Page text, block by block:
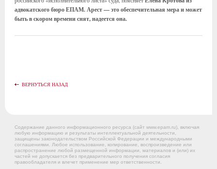
адвокатского бюро ЕПАМ. Арест — это обеспечительная мера и может
быть в скором времени снят, надеется она.
ВЕРНУТЬСЯ НАЗАД
Содержание данного информационного ресурса (сайт www.epam.ru), включая
любую информацию и результаты интеллектуальной деятельности,
защищены законодательством Российской Федерации и международными
соглашениями. Любое использование, копирование, воспроизведение или
распространение любой размещенной информации, материалов и (или) их
частей не допускается без предварительного получения согласия
правообладателя и влечет применение мер ответственности.